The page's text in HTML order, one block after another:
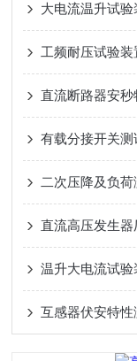
大电流温升试
工频耐压试验
温升大电流试验